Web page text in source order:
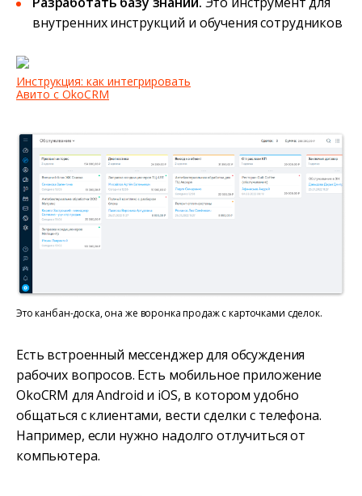
внутренних инструкций и обучения сотрудников
Инструкция: как интегрировать
Авито с OkoCRM
Это канбан-доска, она же воронка продаж с карточками сделок.
Есть встроенный мессенджер для обсуждения
рабочих вопросов. Есть мобильное приложение
OkoCRM для Android и iOS, в котором удобно
общаться с клиентами, вести сделки с телефона.
Например, если нужно надолго отлучиться от
компьютера.